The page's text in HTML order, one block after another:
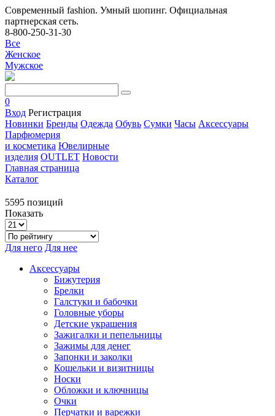
Современный fashion. Умный шопинг. Официальная
партнерская сеть.
8-800-250-31-30
Все
Женское
Мужское
0
Вход Регистрация
Новинки Бренды Одежда Обувь Сумки Часы Аксессуары
Парфюмерия
и косметика Ювелирные
изделия OUTLET Новости
Главная страница
Каталог
5595 позиций
Показать
Для него Для нее
Аксессуары
Бижутерия
Брелки
Галстуки и бабочки
Головные уборы
Детские украшения
Зажигалки и пепельницы
Зажимы для денег
Запонки и заколки
Кошельки и визитницы
Носки
Обложки и ключницы
Очки
Перчатки и варежки